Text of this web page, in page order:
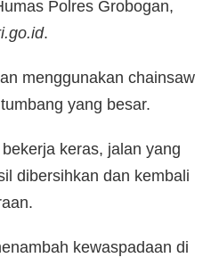
Polres Grobogan,
.
menggunakan chainsaw
yang besar.
keras, jalan yang
dibersihkan dan kembali
kewaspadaan di